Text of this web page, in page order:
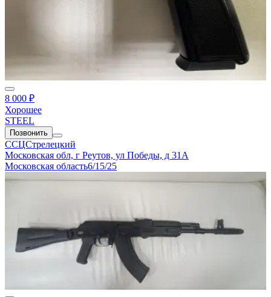
8 000 ₽
Хорошее
STEEL
Позвонить
ССЦСтрелецкий
Московская обл, г Реутов, ул Победы, д 31А
Московская область6/15/25